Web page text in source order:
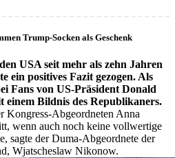
Trump-Socken als Geschenk
USA seit mehr als zehn Jahren
ein positives Fazit gezogen. Als
Fans von US-Präsident Donald
einem Bildnis des Republikaners.
Kongress-Abgeordneten Anna
wenn auch noch keine vollwertige
sagte der Duma-Abgeordnete der
Wjatscheslaw Nikonow.